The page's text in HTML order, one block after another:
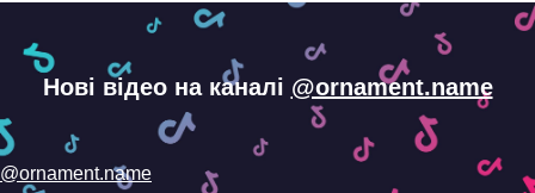
Нові відео на каналі @ornament.name
@ornament.name